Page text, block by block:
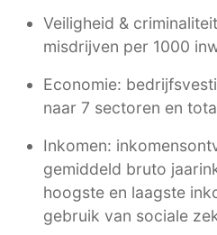
Veiligheid &
misdrijven per 1000
Economie:
naar 7 sectoren en
Inkomen:
gemiddeld bruto
hoogste en laagste
gebruik van sociale